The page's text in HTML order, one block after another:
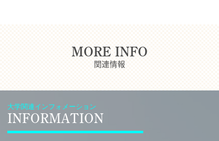
MORE INFO
関連情報
大学関連インフォメーション
INFORMATION